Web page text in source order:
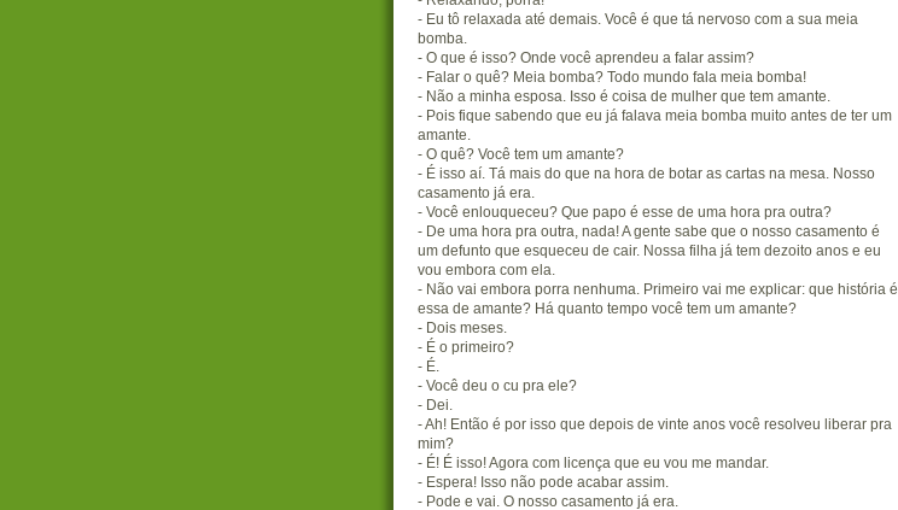
- Eu tô relaxada até demais. Você é que tá nervoso com a sua meia
bomba.
- O que é isso? Onde você aprendeu a falar assim?
- Falar o quê? Meia bomba? Todo mundo fala meia bomba!
- Não a minha esposa. Isso é coisa de mulher que tem amante.
- Pois fique sabendo que eu já falava meia bomba muito antes de ter um
amante.
- O quê? Você tem um amante?
- É isso aí. Tá mais do que na hora de botar as cartas na mesa. Nosso
casamento já era.
- Você enlouqueceu? Que papo é esse de uma hora pra outra?
- De uma hora pra outra, nada! A gente sabe que o nosso casamento é
um defunto que esqueceu de cair. Nossa filha já tem dezoito anos e eu
vou embora com ela.
- Não vai embora porra nenhuma. Primeiro vai me explicar: que história é
essa de amante? Há quanto tempo você tem um amante?
- Dois meses.
- É o primeiro?
- É.
- Você deu o cu pra ele?
- Dei.
- Ah! Então é por isso que depois de vinte anos você resolveu liberar pra
mim?
- É! É isso! Agora com licença que eu vou me mandar.
- Espera! Isso não pode acabar assim.
- Pode e vai. O nosso casamento já era.